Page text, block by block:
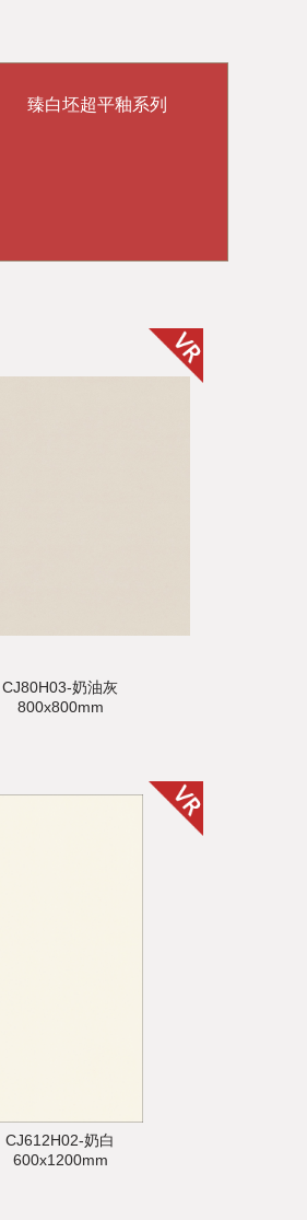
臻白坯超平釉系列
CJ80H03-奶油灰
800x800mm
CJ612H02-奶白
600x1200mm